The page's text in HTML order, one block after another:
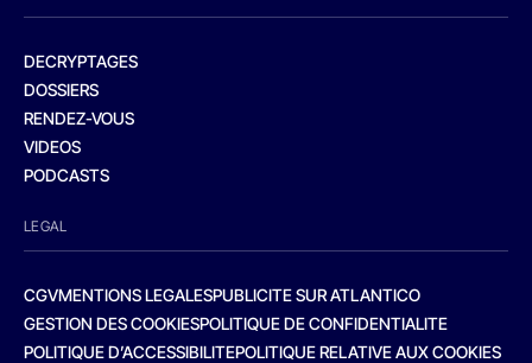
DECRYPTAGES
DOSSIERS
RENDEZ-VOUS
VIDEOS
PODCASTS
LEGAL
CGVMENTIONS LEGALESPUBLICITE SUR ATLANTICO
GESTION DES COOKIESPOLITIQUE DE CONFIDENTIALITE
POLITIQUE D’ACCESSIBILITEPOLITIQUE RELATIVE AUX COOKIES